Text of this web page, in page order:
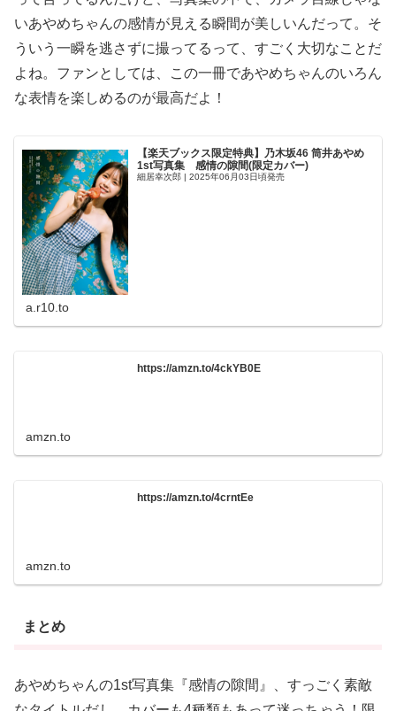
いあやめちゃんの感情が見える瞬間が美しいんだって。そ
ういう一瞬を逃さずに撮ってるって、すごく大切なことだ
よね。ファンとしては、この一冊であやめちゃんのいろん
な表情を楽しめるのが最高だよ！
【楽天ブックス限定特典】乃木坂46 筒井あやめ
1st写真集 感情の隙間(限定カバー)
細居幸次郎 | 2025年06月03日頃発売
a.r10.to
https://amzn.to/4ckYB0E
amzn.to
https://amzn.to/4crntEe
amzn.to
まとめ
あやめちゃんの1st写真集『感情の隙間』、すっごく素敵